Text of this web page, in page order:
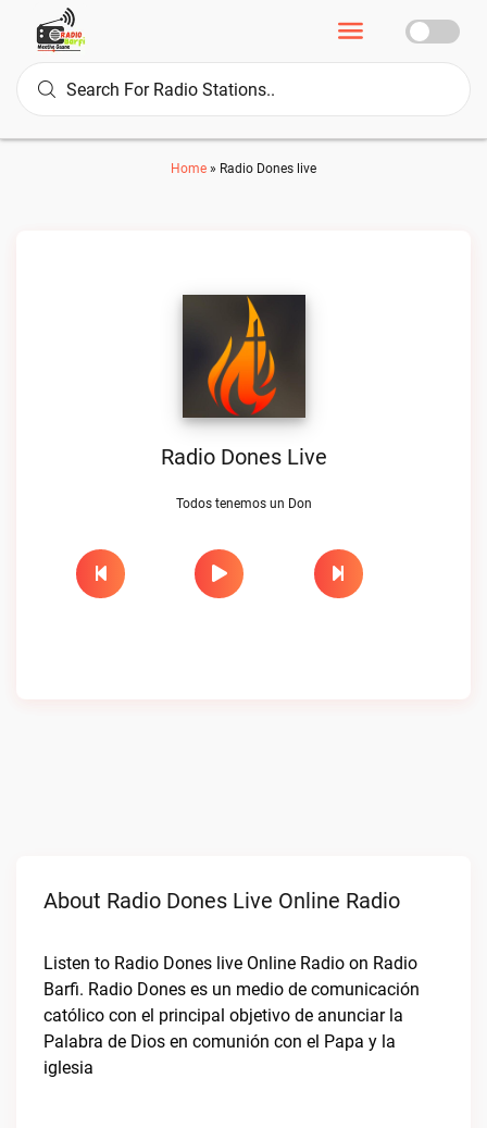
Home » Radio Dones live
Radio Dones Live
Todos tenemos un Don
About Radio Dones Live Online Radio
Listen to Radio Dones live Online Radio on Radio
Barfi. Radio Dones es un medio de comunicación
católico con el principal objetivo de anunciar la
Palabra de Dios en comunión con el Papa y la
iglesia